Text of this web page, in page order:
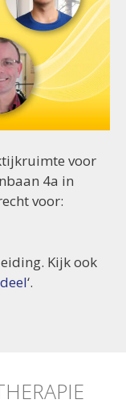
voor
4a in
voor:
Kijk ook
‘.